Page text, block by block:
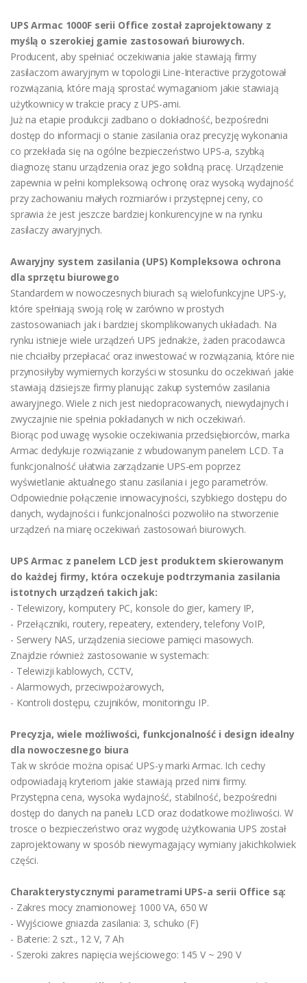
UPS Armac 1000F serii Office został zaprojektowany z
myślą o szerokiej gamie zastosowań biurowych.
Producent, aby spełniać oczekiwania jakie stawiają firmy
zasilaczom awaryjnym w topologii Line-Interactive przygotował
rozwiązania, które mają sprostać wymaganiom jakie stawiają
użytkownicy w trakcie pracy z UPS-ami.
Już na etapie produkcji zadbano o dokładność, bezpośredni
dostęp do informacji o stanie zasilania oraz precyzję wykonania
co przekłada się na ogólne bezpieczeństwo UPS-a, szybką
diagnozę stanu urządzenia oraz jego solidną pracę. Urządzenie
zapewnia w pełni kompleksową ochronę oraz wysoką wydajność
przy zachowaniu małych rozmiarów i przystępnej ceny, co
sprawia że jest jeszcze bardziej konkurencyjne w na rynku
zasilaczy awaryjnych.
Awaryjny system zasilania (UPS) Kompleksowa ochrona
dla sprzętu biurowego
Standardem w nowoczesnych biurach są wielofunkcyjne UPS-y,
które spełniają swoją rolę w zarówno w prostych
zastosowaniach jak i bardziej skomplikowanych układach. Na
rynku istnieje wiele urządzeń UPS jednakże, żaden pracodawca
nie chciałby przepłacać oraz inwestować w rozwiązania, które nie
przynosiłyby wymiernych korzyści w stosunku do oczekiwań jakie
stawiają dzisiejsze firmy planując zakup systemów zasilania
awaryjnego. Wiele z nich jest niedopracowanych, niewydajnych i
zwyczajnie nie spełnia pokładanych w nich oczekiwań.
Biorąc pod uwagę wysokie oczekiwania przedsiębiorców, marka
Armac dedykuje rozwiązanie z wbudowanym panelem LCD. Ta
funkcjonalność ułatwia zarządzanie UPS-em poprzez
wyświetlanie aktualnego stanu zasilania i jego parametrów.
Odpowiednie połączenie innowacyjności, szybkiego dostępu do
danych, wydajności i funkcjonalności pozwoliło na stworzenie
urządzeń na miarę oczekiwań zastosowań biurowych.
UPS Armac z panelem LCD jest produktem skierowanym
do każdej firmy, która oczekuje podtrzymania zasilania
istotnych urządzeń takich jak:
- Telewizory, komputery PC, konsole do gier, kamery IP,
- Przełączniki, routery, repeatery, extendery, telefony VoIP,
- Serwery NAS, urządzenia sieciowe pamięci masowych.
Znajdzie również zastosowanie w systemach:
- Telewizji kablowych, CCTV,
- Alarmowych, przeciwpożarowych,
- Kontroli dostępu, czujników, monitoringu IP.
Precyzja, wiele możliwości, funkcjonalność i design idealny
dla nowoczesnego biura
Tak w skrócie można opisać UPS-y marki Armac. Ich cechy
odpowiadają kryteriom jakie stawiają przed nimi firmy.
Przystępna cena, wysoka wydajność, stabilność, bezpośredni
dostęp do danych na panelu LCD oraz dodatkowe możliwości. W
trosce o bezpieczeństwo oraz wygodę użytkowania UPS został
zaprojektowany w sposób niewymagający wymiany jakichkolwiek
części.
Charakterystycznymi parametrami UPS-a serii Office są:
- Zakres mocy znamionowej: 1000 VA, 650 W
- Wyjściowe gniazda zasilania: 3, schuko (F)
- Baterie: 2 szt., 12 V, 7 Ah
- Szeroki zakres napięcia wejściowego: 145 V ~ 290 V